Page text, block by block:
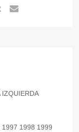
IZQUIERDA
1998 1999